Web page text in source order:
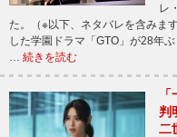
レ
た。（※以下、ネタバレを含み
した学園ドラマ「GTO」が28年
続きを読む
判
二